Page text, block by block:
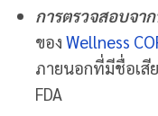
การตรวจสอบจา
ของ Wellness
ภายนอกที่มีชื่อเสีย
FDA